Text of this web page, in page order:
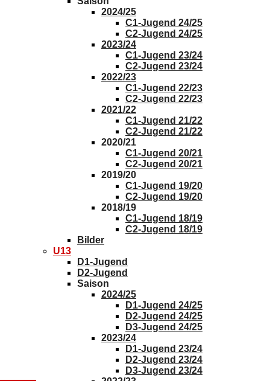
2024/25
C1-Jugend 24/25
C2-Jugend 24/25
2023/24
C1-Jugend 23/24
C2-Jugend 23/24
2022/23
C1-Jugend 22/23
C2-Jugend 22/23
2021/22
C1-Jugend 21/22
C2-Jugend 21/22
2020/21
C1-Jugend 20/21
C2-Jugend 20/21
2019/20
C1-Jugend 19/20
C2-Jugend 19/20
2018/19
C1-Jugend 18/19
C2-Jugend 18/19
Bilder
U13
D1-Jugend
D2-Jugend
Saison
2024/25
D1-Jugend 24/25
D2-Jugend 24/25
D3-Jugend 24/25
2023/24
D1-Jugend 23/24
D2-Jugend 23/24
D3-Jugend 23/24